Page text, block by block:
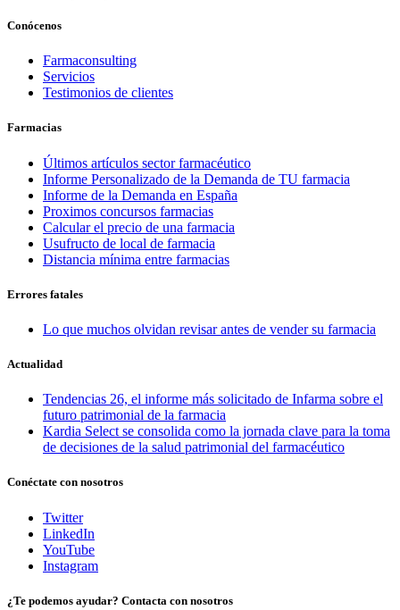
Conócenos
Farmaconsulting
Servicios
Testimonios de clientes
Farmacias
Últimos artículos sector farmacéutico
Informe Personalizado de la Demanda de TU farmacia
Informe de la Demanda en España
Proximos concursos farmacias
Calcular el precio de una farmacia
Usufructo de local de farmacia
Distancia mínima entre farmacias
Errores fatales
Lo que muchos olvidan revisar antes de vender su farmacia
Actualidad
Tendencias 26, el informe más solicitado de Infarma sobre el
futuro patrimonial de la farmacia
Kardia Select se consolida como la jornada clave para la toma
de decisiones de la salud patrimonial del farmacéutico
Conéctate con nosotros
Twitter
LinkedIn
YouTube
Instagram
¿Te podemos ayudar? Contacta con nosotros